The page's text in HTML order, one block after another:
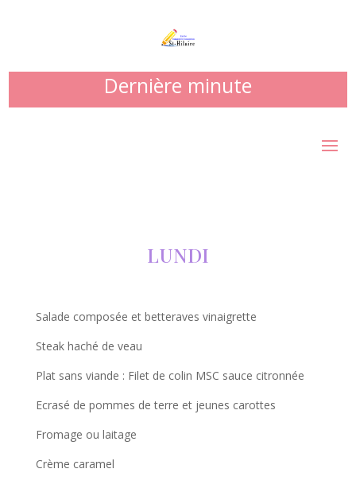
Dernière minute
LUNDI
Salade composée et betteraves vinaigrette
Steak haché de veau
Plat sans viande : Filet de colin MSC sauce citronnée
Ecrasé de pommes de terre et jeunes carottes
Fromage ou laitage
Crème caramel